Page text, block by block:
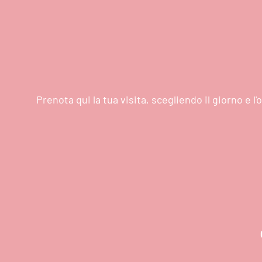
Prenota qui la tua visita, scegliendo il giorno e